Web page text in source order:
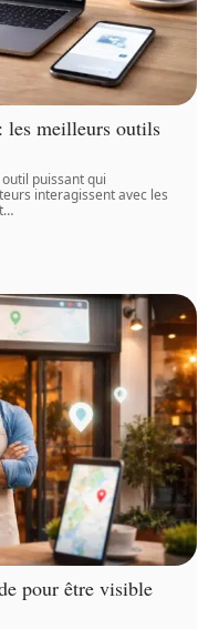
les meilleurs outils
puissant qui
interagissent avec les
…
pour être visible